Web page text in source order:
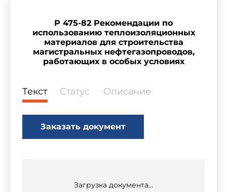
Р 475-82 Рекомендации по
использованию теплоизоляционных
материалов для строительства
магистральных нефтегазопроводов,
работающих в особых условиях
Текст Статус Описание
Заказать документ
Загрузка документа...